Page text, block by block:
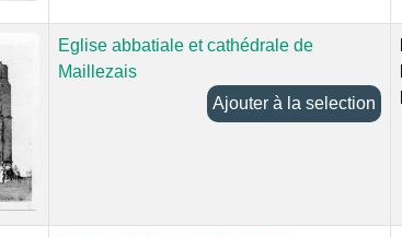
Eglise abbatiale et cathédrale de
Maillezais
Ajouter à la selection